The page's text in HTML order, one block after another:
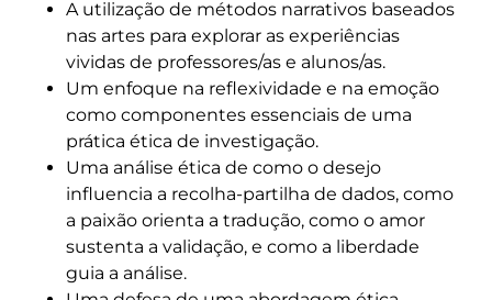
A utilização de métodos narrativos baseados
nas artes para explorar as experiências
vividas de professores/as e alunos/as.
Um enfoque na reflexividade e na emoção
como componentes essenciais de uma
prática ética de investigação.
Uma análise ética de como o desejo
influencia a recolha-partilha de dados, como
a paixão orienta a tradução, como o amor
sustenta a validação, e como a liberdade
guia a análise.